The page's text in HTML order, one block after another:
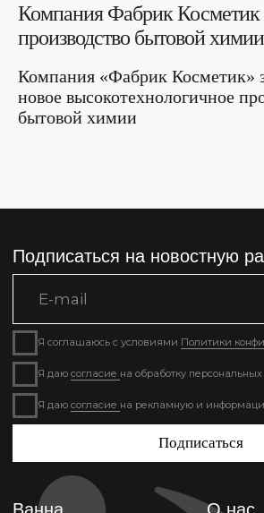
Компания Фабрик Косметик
производство бытовой химии
Компания «Фабрик Косметик»
новое высокотехнологичное
бытовой химии